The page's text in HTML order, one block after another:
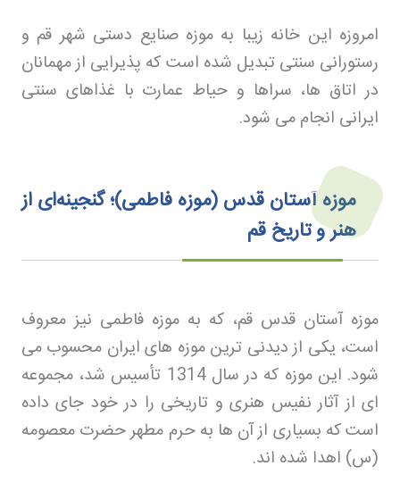
امروزه این خانه زیبا به موزه صنایع دستی شهر قم و
رستورانی سنتی تبدیل شده است که پذیرایی از مهمانان
در اتاق ها، سراها و حیاط عمارت با غذاهای سنتی
ایرانی انجام می شود.
موزه آستان قدس (موزه فاطمی)؛ گنجینه‌ای از
هنر و تاریخ قم
موزه آستان قدس قم، که به موزه فاطمی نیز معروف
است، یکی از دیدنی ترین موزه های ایران محسوب می
شود. این موزه که در سال 1314 تأسیس شد، مجموعه
ای از آثار نفیس هنری و تاریخی را در خود جای داده
است که بسیاری از آن ها به حرم مطهر حضرت معصومه
(س) اهدا شده اند.